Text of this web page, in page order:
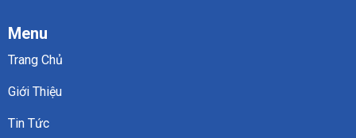
Menu
Trang Chủ
Giới Thiệu
Tin Tức